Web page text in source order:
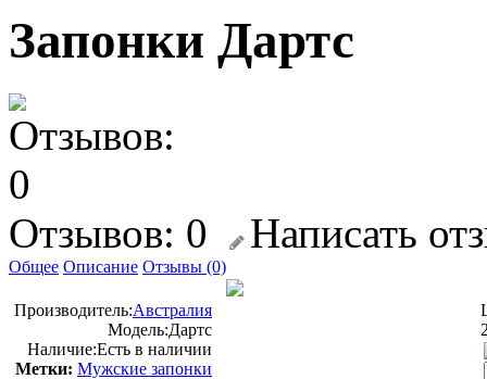
Запонки Дартс
Отзывов: 0 Написать
Общее Описание Отзывы (0)
Производитель:Австралия
Модель:Дартс
Наличие:Есть в наличии
Метки: Мужские запонки